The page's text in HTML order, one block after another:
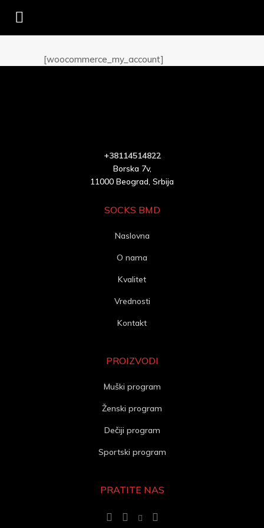
[woocommerce_my_account]
+38114514822
Borska 7v,
11000 Beograd, Srbija
SOCKS BMD
Naslovna
O nama
Kvalitet
Vrednosti
Kontakt
PROIZVODI
Muški program
Ženski program
Dečiji program
Sportski program
PRATITE NAS